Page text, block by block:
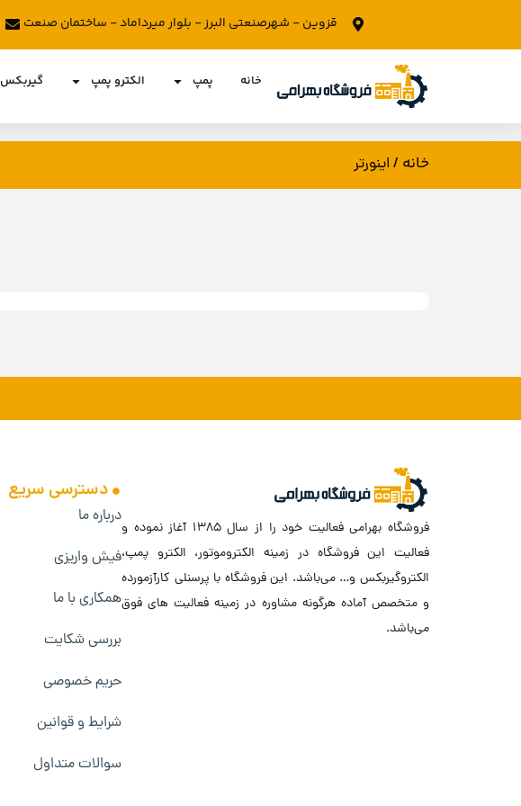
قزوین - شهرصنعتی البرز - بلوار میرداماد - ساختمان صنعت
خانه پمپ الکترو پمپ گیربکس
خانه / اینورتر
فروشگاه بهرامی فعالیت خود را از سال ۱۳۸۵ آغاز نموده و
فعالیت این فروشگاه در زمینه الکتروموتور، الکترو پمپ،
الکتروگیربکس و… می‌باشد. این فروشگاه با پرسنلی کارآزمورده
و متخصص آماده هرگونه مشاوره در زمینه فعالیت های فوق
می‌باشد.
دسترسی سریع
درباره ما
فیش واریزی
همکاری با ما
بررسی شکایت
حریم خصوصی
شرایط و قوانین
سوالات متداول